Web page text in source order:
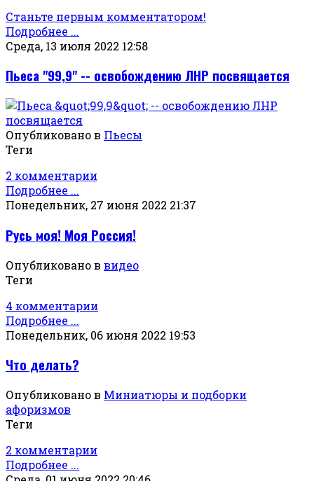
Станьте первым комментатором!
Подробнее ...
Среда, 13 июля 2022 12:58
Пьеса "99,9" -- освобождению ЛНР посвящается
Опубликовано в Пьесы
Теги
2 комментарии
Подробнее ...
Понедельник, 27 июня 2022 21:37
Русь моя! Моя Россия!
Опубликовано в видео
Теги
4 комментарии
Подробнее ...
Понедельник, 06 июня 2022 19:53
Что делать?
Опубликовано в Миниатюры и подборки
афоризмов
Теги
2 комментарии
Подробнее ...